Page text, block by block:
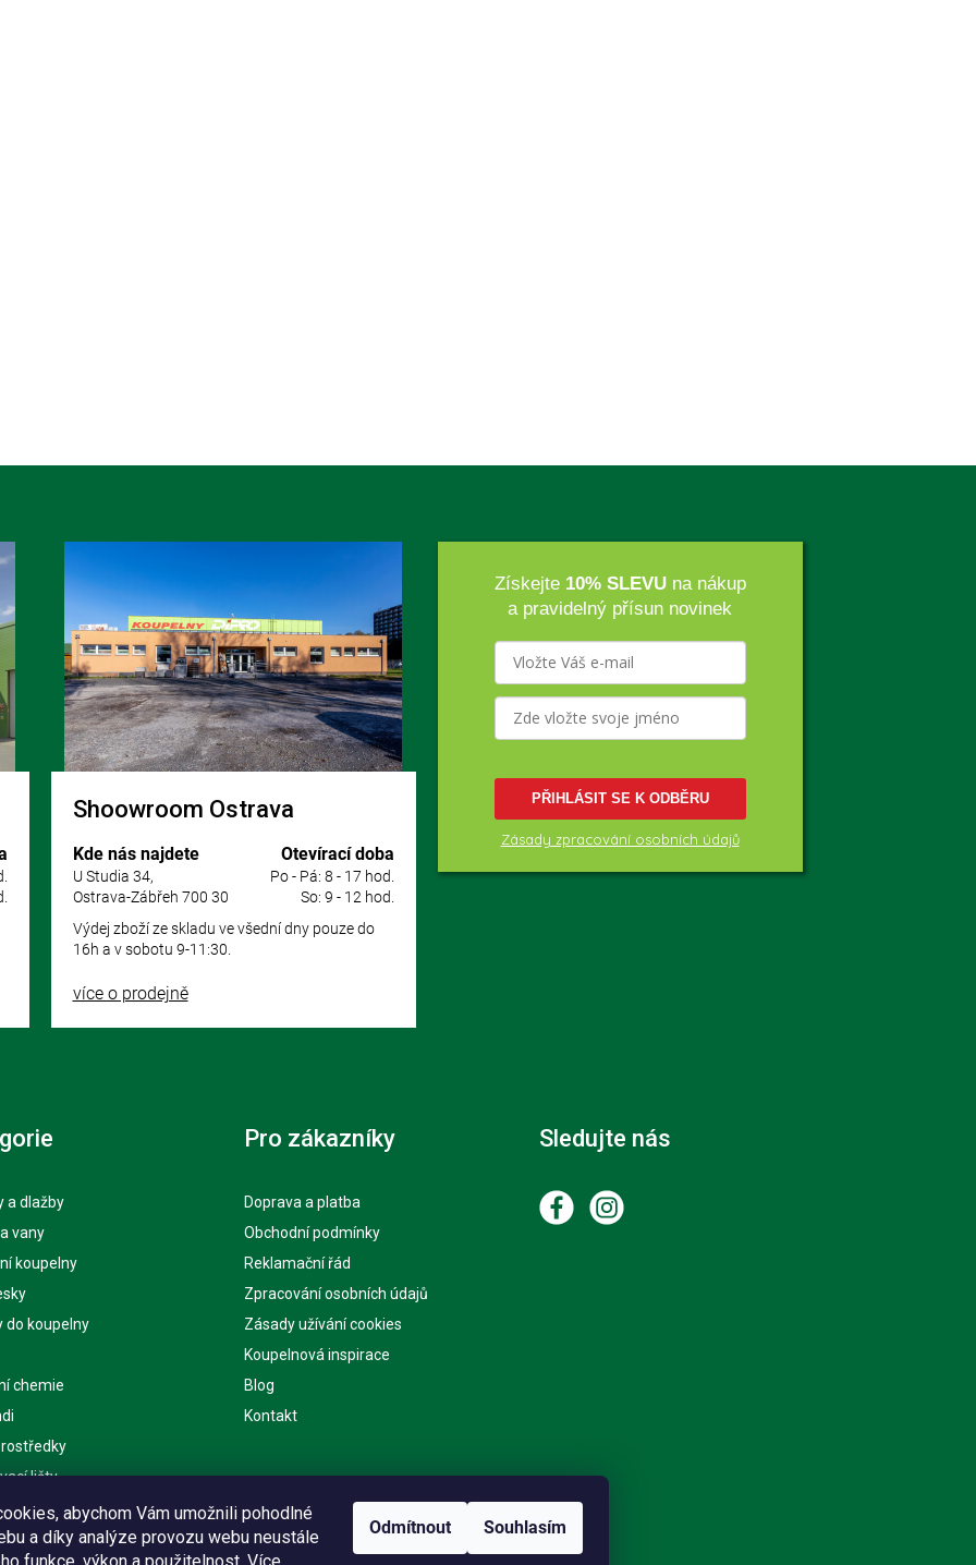
abychom Vám umožnili pohodlné
a díky analýze provozu webu neustále
Odmítnout Souhlasím
Shoowroom Ostrava
Kde nás najdete
U Studia 34,
Ostrava-Zábřeh 700 30
Otevírací doba
Po - Pá: 8 - 17 hod.
So: 9 - 12 hod.
Výdej zboží ze skladu ve všední dny pouze do
16h a v sobotu 9-11:30.
více o prodejně
Získejte 10% SLEVUna nákup
a pravidelný přísun novinek
PŘIHLÁSIT SE K ODBĚRU
Zásady zpracování osobních údajů
a dlažby
vany
koupelny
do koupelny
chemie
lišty
Pro zákazníky
Doprava a platba
Obchodní podmínky
Reklamační řád
Zpracování osobních údajů
Zásady užívání cookies
Koupelnová inspirace
Blog
Kontakt
Sledujte nás